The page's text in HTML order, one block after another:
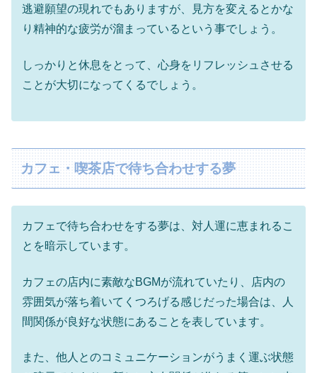
逃避願望の現れでもありますが、見方を変えるとかな
り精神的な疲労が溜まっているという事でしょう。
しっかりと休息をとって、心身をリフレッシュさせる
ことが大切になってくるでしょう。
カフェ・喫茶店で待ち合わせする夢
カフェで待ち合わせをする夢は、対人運に恵まれるこ
とを暗示しています。
カフェの店内に素敵なBGMが流れていたり、店内の
雰囲気が落ち着いてくつろげる感じだった場合は、人
間関係が良好な状態にあることを表しています。
また、他人とのコミュニケーションがうまく運ぶ状態